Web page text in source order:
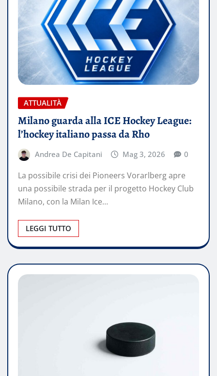
ATTUALITÀ
Milano guarda alla ICE Hockey League:
l’hockey italiano passa da Rho
Andrea De Capitani Mag 3, 2026 0
La possibile crisi dei Pioneers Vorarlberg apre
una possibile strada per il progetto Hockey Club
Milano, con la Milan Ice…
LEGGI TUTTO